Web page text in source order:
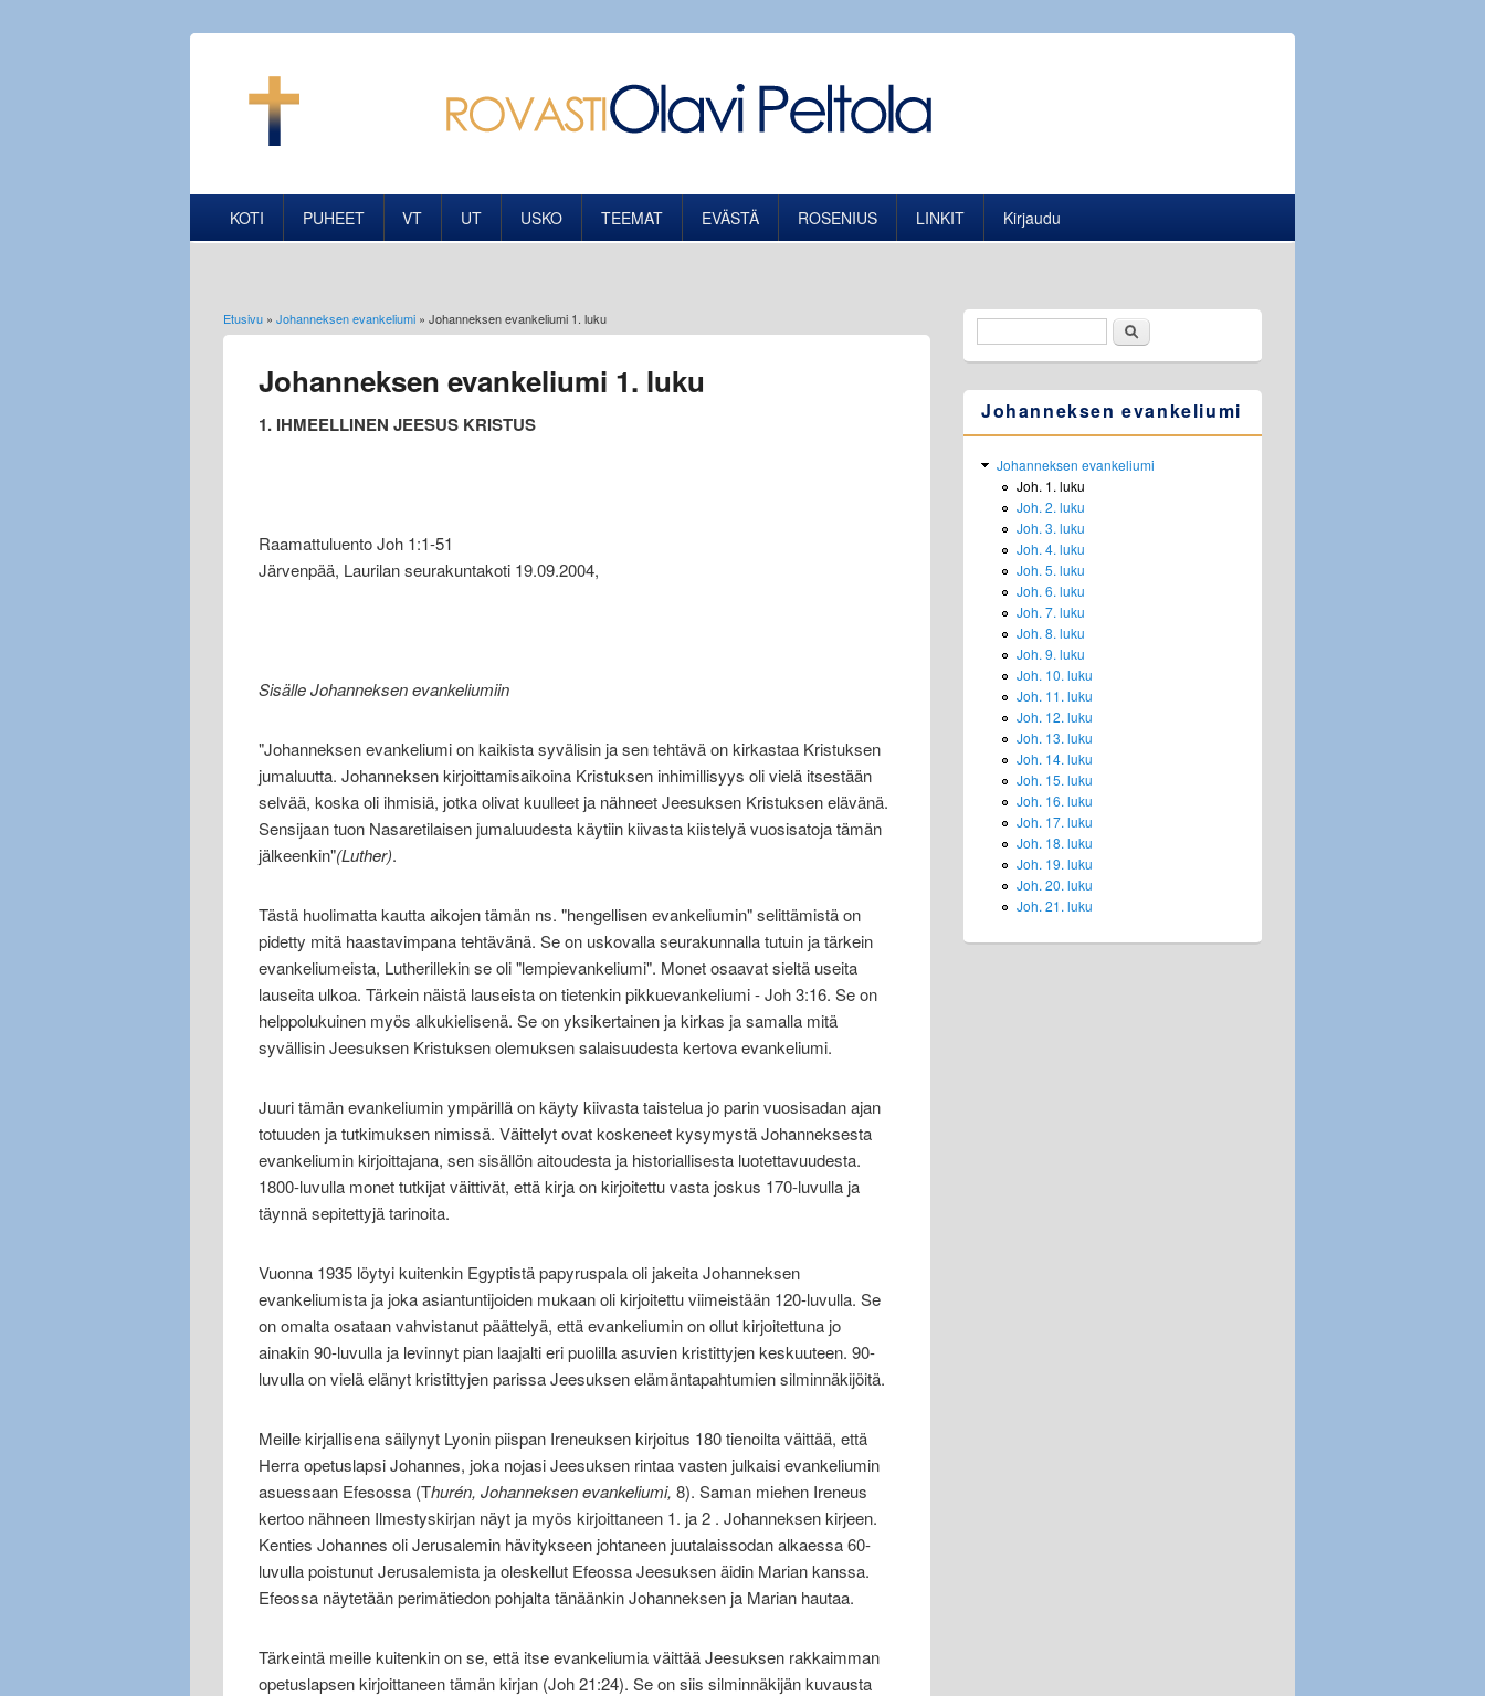
KOTI PUHEET VT UT USKO TEEMAT EVÄSTÄ ROSENIUS LINKIT Kirjaudu
Olet täällä
Etusivu » Johanneksen evankeliumi » Johanneksen evankeliumi 1. luku
Johanneksen evankeliumi 1. luku
1. IHMEELLINEN JEESUS KRISTUS
Raamattuluento Joh 1:1-51
Järvenpää, Laurilan seurakuntakoti 19.09.2004,
Sisälle Johanneksen evankeliumiin
"Johanneksen evankeliumi on kaikista syvälisin ja sen tehtävä on kirkastaa Kristuksen
jumaluutta. Johanneksen kirjoittamisaikoina Kristuksen inhimillisyys oli vielä itsestään
selvää, koska oli ihmisiä, jotka olivat kuulleet ja nähneet Jeesuksen Kristuksen elävänä.
Sensijaan tuon Nasaretilaisen jumaluudesta käytiin kiivasta kiistelyä vuosisatoja tämän
jälkeenkin"(Luther).
Tästä huolimatta kautta aikojen tämän ns. "hengellisen evankeliumin" selittämistä on
pidetty mitä haastavimpana tehtävänä. Se on uskovalla seurakunnalla tutuin ja tärkein
evankeliumeista, Lutherillekin se oli "lempievankeliumi". Monet osaavat sieltä useita
lauseita ulkoa. Tärkein näistä lauseista on tietenkin pikkuevankeliumi - Joh 3:16. Se on
helppolukuinen myös alkukielisenä. Se on yksikertainen ja kirkas ja samalla mitä
syvällisin Jeesuksen Kristuksen olemuksen salaisuudesta kertova evankeliumi.
Juuri tämän evankeliumin ympärillä on käyty kiivasta taistelua jo parin vuosisadan ajan
totuuden ja tutkimuksen nimissä. Väittelyt ovat koskeneet kysymystä Johanneksesta
evankeliumin kirjoittajana, sen sisällön aitoudesta ja historiallisesta luotettavuudesta.
1800-luvulla monet tutkijat väittivät, että kirja on kirjoitettu vasta joskus 170-luvulla ja
täynnä sepitettyjä tarinoita.
Vuonna 1935 löytyi kuitenkin Egyptistä papyruspala oli jakeita Johanneksen
evankeliumista ja joka asiantuntijoiden mukaan oli kirjoitettu viimeistään 120-luvulla. Se
on omalta osataan vahvistanut päättelyä, että evankeliumin on ollut kirjoitettuna jo
ainakin 90-luvulla ja levinnyt pian laajalti eri puolilla asuvien kristittyjen keskuuteen. 90-
luvulla on vielä elänyt kristittyjen parissa Jeesuksen elämäntapahtumien silminnäkijöitä.
Meille kirjallisena säilynyt Lyonin piispan Ireneuksen kirjoitus 180 tienoilta väittää, että
Herra opetuslapsi Johannes, joka nojasi Jeesuksen rintaa vasten julkaisi evankeliumin
asuessaan Efesossa (Thurén, Johanneksen evankeliumi, 8). Saman miehen Ireneus
kertoo nähneen Ilmestyskirjan näyt ja myös kirjoittaneen 1. ja 2 . Johanneksen kirjeen.
Kenties Johannes oli Jerusalemin hävitykseen johtaneen juutalaissodan alkaessa 60-
luvulla poistunut Jerusalemista ja oleskellut Efeossa Jeesuksen äidin Marian kanssa.
Efeossa näytetään perimätiedon pohjalta tänäänkin Johanneksen ja Marian hautaa.
Tärkeintä meille kuitenkin on se, että itse evankeliumia väittää Jeesuksen rakkaimman
opetuslapsen kirjoittaneen tämän kirjan (Joh 21:24). Se on siis silminnäkijän kuvausta
HakulomakeEtsi
Johanneksen evankeliumi
Johanneksen evankeliumi
Joh. 1. luku
Joh. 2. luku
Joh. 3. luku
Joh. 4. luku
Joh. 5. luku
Joh. 6. luku
Joh. 7. luku
Joh. 8. luku
Joh. 9. luku
Joh. 10. luku
Joh. 11. luku
Joh. 12. luku
Joh. 13. luku
Joh. 14. luku
Joh. 15. luku
Joh. 16. luku
Joh. 17. luku
Joh. 18. luku
Joh. 19. luku
Joh. 20. luku
Joh. 21. luku